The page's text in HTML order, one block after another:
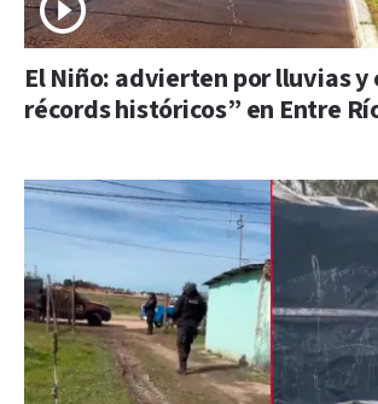
El Niño: advierten por lluvias y
récords históricos” en Entre